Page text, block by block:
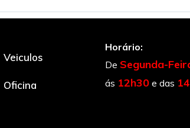
Veiculos
Oficina
Horário:
De Segunda-
ás 12h30 e das